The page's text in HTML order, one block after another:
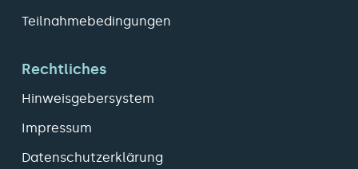
Teilnahmebedingungen
Rechtliches
Hinweisgebersystem
Impressum
Datenschutzerklärung